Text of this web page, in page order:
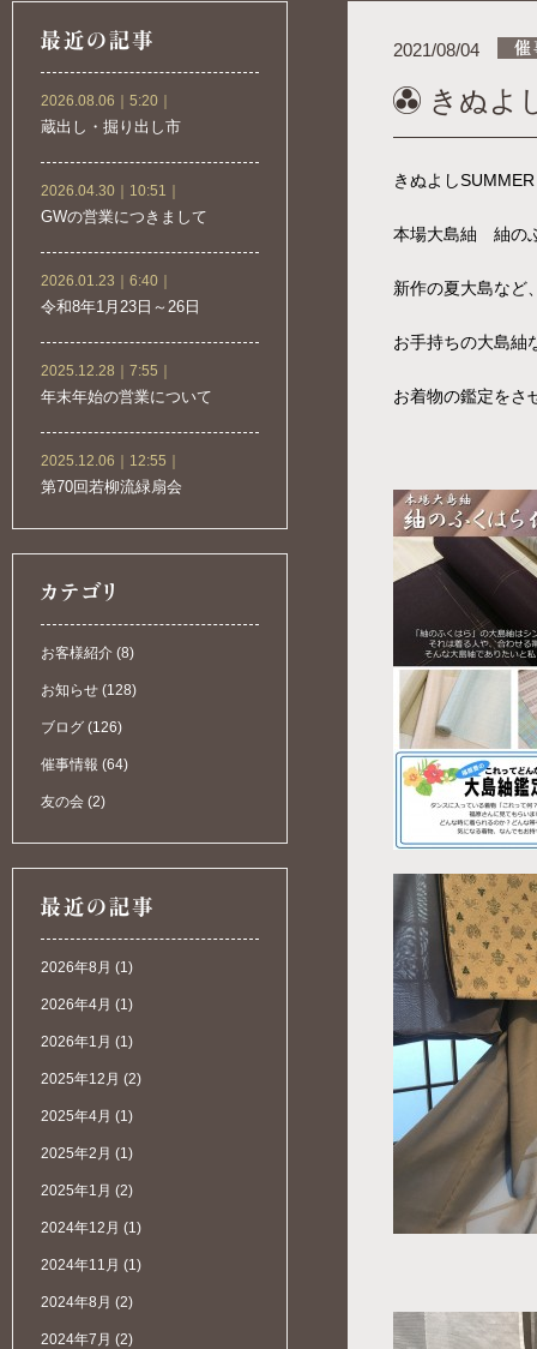
2026.08.06｜5:20｜
蔵出し・掘り出し市
2026.04.30｜10:51｜
GWの営業につきまして
2026.01.23｜6:40｜
令和8年1月23日～26日
2025.12.28｜7:55｜
年末年始の営業について
2025.12.06｜12:55｜
第70回若柳流緑扇会
お客様紹介 (8)
お知らせ (128)
ブログ (126)
催事情報 (64)
友の会 (2)
2026年8月 (1)
2026年4月 (1)
2026年1月 (1)
2025年12月 (2)
2025年4月 (1)
2025年2月 (1)
2025年1月 (2)
2024年12月 (1)
2024年11月 (1)
2024年8月 (2)
2024年7月 (2)
2021/08/04
きぬよ
きぬよし
本場大島紬 紬の
新作の夏大島など
お手持ちの大島紬
お着物の鑑定をさ